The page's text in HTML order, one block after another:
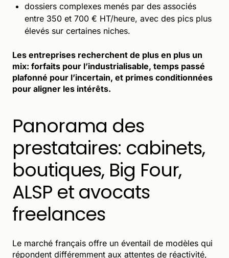
dossiers complexes menés par des associés
entre 350 et 700 € HT/heure, avec des pics plus
élevés sur certaines niches.
Les entreprises recherchent de plus en plus un
mix: forfaits pour l’industrialisable, temps passé
plafonné pour l’incertain, et primes conditionnées
pour aligner les intérêts.
Panorama des
prestataires: cabinets,
boutiques, Big Four,
ALSP et avocats
freelances
Le marché français offre un éventail de modèles qui
répondent différemment aux attentes de réactivité,